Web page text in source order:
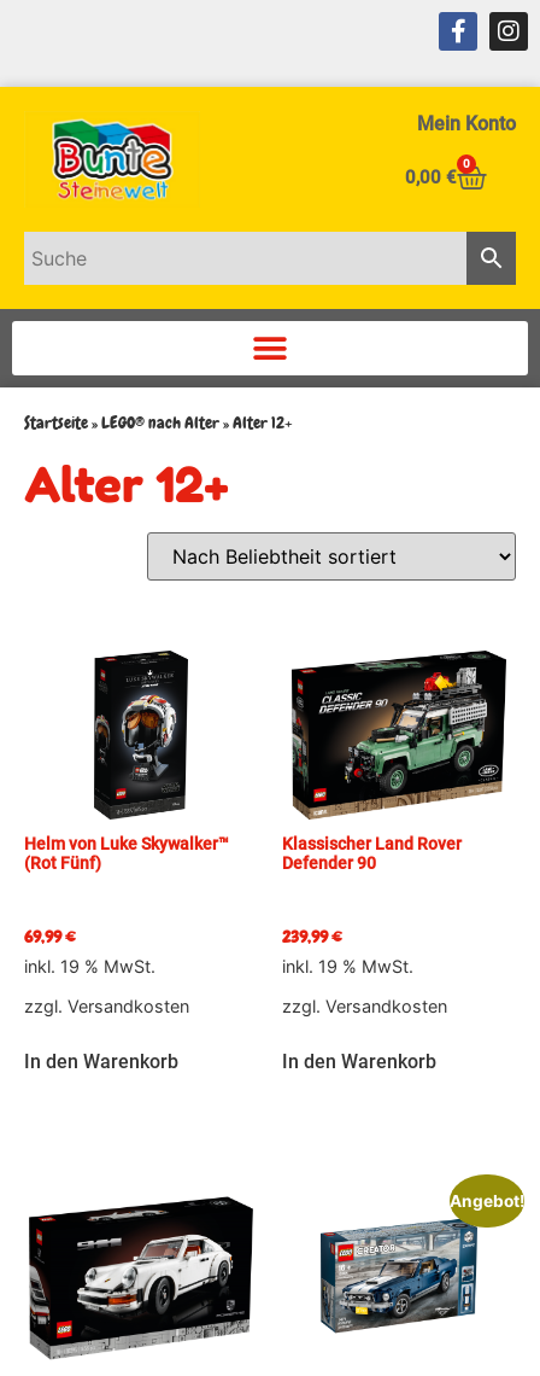
Mein Konto
0,00 €
0
Startseite»LEGO® nach Alter»Alter 12+
Alter 12+
Helm von Luke Skywalker™
(Rot Fünf)
69,99€
inkl. 19 % MwSt.
zzgl. Versandkosten
In den Warenkorb
Klassischer Land Rover
Defender 90
239,99€
inkl. 19 % MwSt.
zzgl. Versandkosten
In den Warenkorb
Angebot!